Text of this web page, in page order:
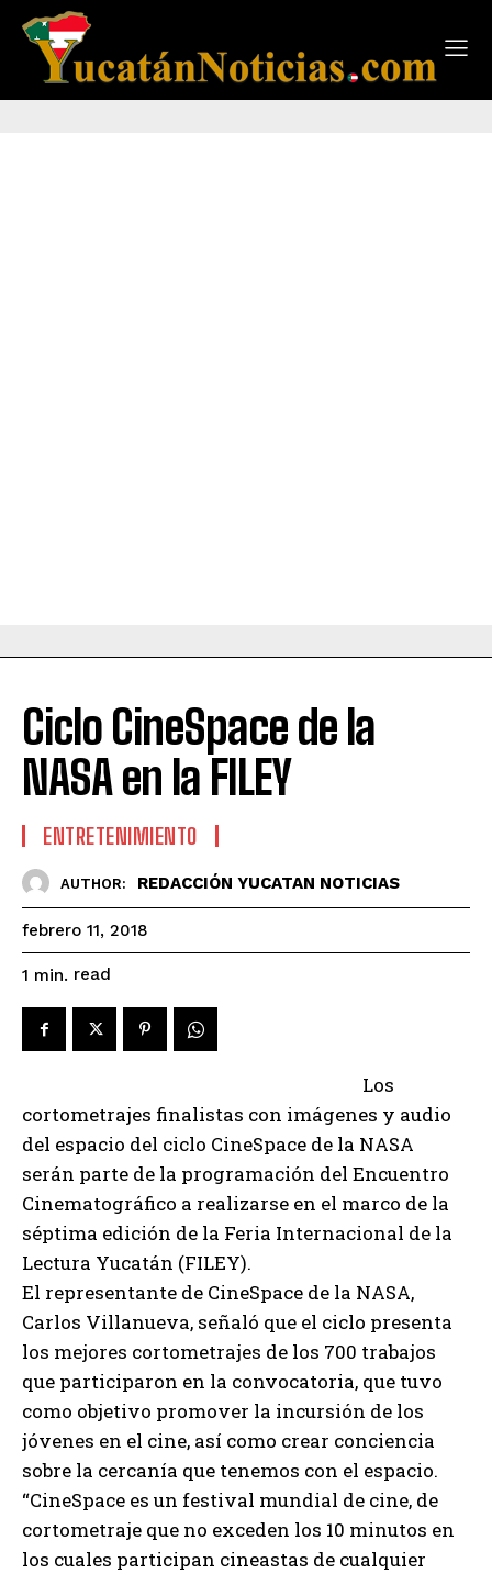
Ciclo CineSpace de la
NASA en la FILEY
ENTRETENIMIENTO
AUTHOR: REDACCIÓN YUCATAN NOTICIAS
febrero 11, 2018
1 min. read
Los
cortometrajes finalistas con imágenes y audio
del espacio del ciclo CineSpace de la NASA
serán parte de la programación del Encuentro
Cinematográfico a realizarse en el marco de la
séptima edición de la Feria Internacional de la
Lectura Yucatán (FILEY).
El representante de CineSpace de la NASA,
Carlos Villanueva, señaló que el ciclo presenta
los mejores cortometrajes de los 700 trabajos
que participaron en la convocatoria, que tuvo
como objetivo promover la incursión de los
jóvenes en el cine, así como crear conciencia
sobre la cercanía que tenemos con el espacio.
“CineSpace es un festival mundial de cine, de
cortometraje que no exceden los 10 minutos en
los cuales participan cineastas de cualquier